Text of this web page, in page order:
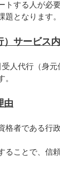
トする人が必
題となります。
）サービス
人代行（身元
。
由
格者である行
ることで、信